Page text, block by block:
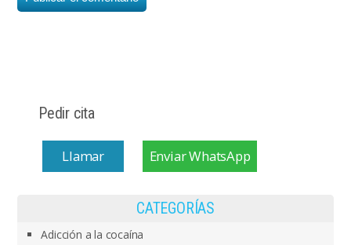
Pedir cita
Llamar Enviar WhatsApp
CATEGORÍAS
Adicción a la cocaína